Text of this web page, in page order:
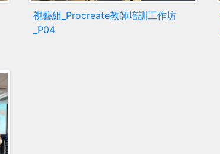
視藝組_Procreate教師培訓工作坊
_P04